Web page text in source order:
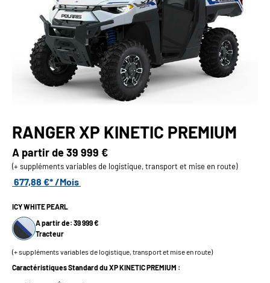
RANGER XP KINETIC PREMIUM
A partir de39 999 €
(+ suppléments variables de logistique, transport et mise en route)
677,88 €* /Mois
ICY WHITE PEARL
A partir de: 39 999 €
Tracteur
(+ suppléments variables de logistique, transport et mise en route)
Caractéristiques Standard du XP KINETIC PREMIUM :